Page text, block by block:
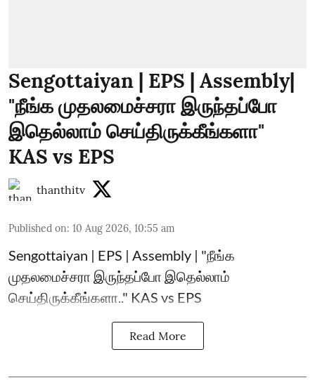
Sengottaiyan | EPS | Assembly|
"நீங்க முதலமைச்சரா இருந்தப்போ
இதெல்லாம் செய்திருக்கீங்களா"
KAS vs EPS
thanthitv
Published on: 10 Aug 2026, 10:55 am
Sengottaiyan | EPS | Assembly | "நீங்க
முதலமைச்சரா இருந்தப்போ இதெல்லாம்
செய்திருக்கீங்களா.." KAS vs EPS
Read More